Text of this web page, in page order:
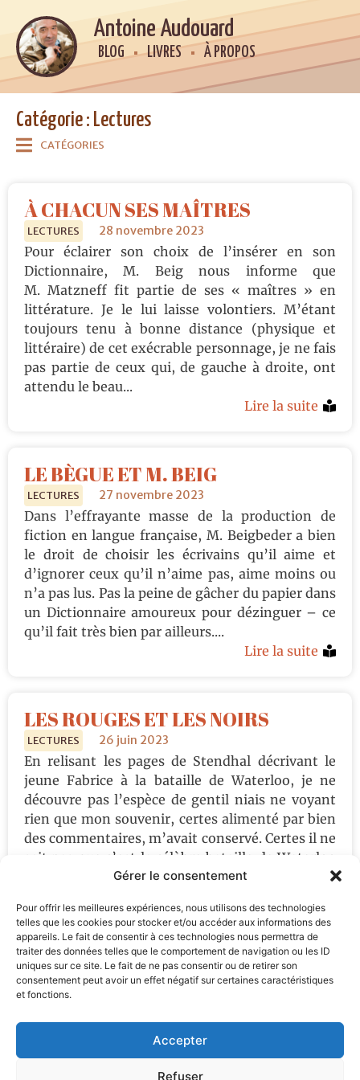
Gérer le consentement
Pour offrir les meilleures expériences, nous utilisons des technologies
telles que les cookies pour stocker et/ou accéder aux informations des
appareils. Le fait de consentir à ces technologies nous permettra de
traiter des données telles que le comportement de navigation ou les ID
uniques sur ce site. Le fait de ne pas consentir ou de retirer son
consentement peut avoir un effet négatif sur certaines caractéristiques
et fonctions.
Accepter
Refuser
Antoine Audouard
BLOG LIVRES À PROPOS
Catégorie : Lectures
CATÉGORIES
À CHACUN SES MAÎTRES
LECTURES 28 novembre 2023
Pour éclairer son choix de l’insérer en son
Dictionnaire, M. Beig nous informe que
M. Matzneff fit partie de ses « maîtres » en
littérature. Je le lui laisse volontiers. M’étant
toujours tenu à bonne distance (physique et
littéraire) de cet exécrable personnage, je ne fais
pas partie de ceux qui, de gauche à droite, ont
attendu le beau...
Lire la suite
LE BÈGUE ET M. BEIG
LECTURES 27 novembre 2023
Dans l’effrayante masse de la production de
fiction en langue française, M. Beigbeder a bien
le droit de choisir les écrivains qu’il aime et
d’ignorer ceux qu’il n’aime pas, aime moins ou
n’a pas lus. Pas la peine de gâcher du papier dans
un Dictionnaire amoureux pour dézinguer – ce
qu’il fait très bien par ailleurs....
Lire la suite
LES ROUGES ET LES NOIRS
LECTURES 26 juin 2023
En relisant les pages de Stendhal décrivant le
jeune Fabrice à la bataille de Waterloo, je ne
découvre pas l’espèce de gentil niais ne voyant
rien que mon souvenir, certes alimenté par bien
des commentaires, m’avait conservé. Certes il ne
sait pas que c’est la célèbre bataille de Waterloo
et il n’en a pas de...
S'inscrire à la newsletter
En indiquant votre adresse mail ci-dessus, vous consentez à